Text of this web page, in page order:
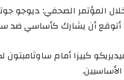
المؤتمر الصحفي: ديوجو
أتوقعأنيشارك كأساسيضد
كييزاأمامساوثامبتون
الأساسيين.